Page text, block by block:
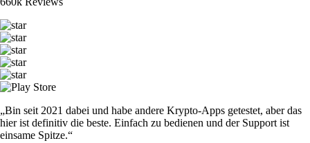
„Bin seit 2021 dabei und habe andere Krypto-Apps getestet, aber das
hier ist definitiv die beste. Einfach zu bedienen und der Support ist
einsame Spitze.“